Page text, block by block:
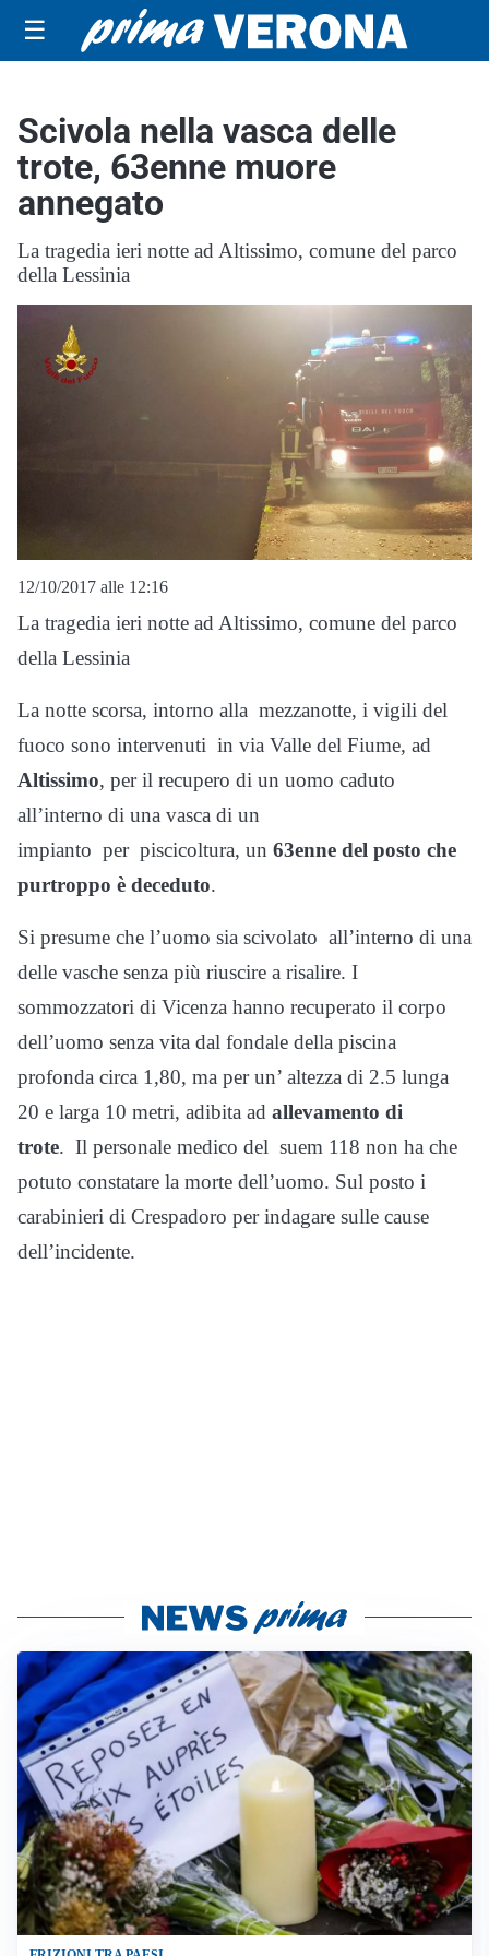
☰
Scivola nella vasca delle
trote, 63enne muore
annegato
La tragedia ieri notte ad Altissimo, comune del parco
della Lessinia
12/10/2017 alle 12:16
La tragedia ieri notte ad Altissimo, comune del parco
della Lessinia
La notte scorsa, intorno alla mezzanotte, i vigili del
fuoco sono intervenuti in via Valle del Fiume, ad
Altissimo, per il recupero di un uomo caduto
all’interno di una vasca di un
impianto per piscicoltura, un 63enne del posto che
purtroppo è deceduto.
Si presume che l’uomo sia scivolato all’interno di una
delle vasche senza più riuscire a risalire. I
sommozzatori di Vicenza hanno recuperato il corpo
dell’uomo senza vita dal fondale della piscina
profonda circa 1,80, ma per un’ altezza di 2.5 lunga
20 e larga 10 metri, adibita ad allevamento di
trote. Il personale medico del suem 118 non ha che
potuto constatare la morte dell’uomo. Sul posto i
carabinieri di Crespadoro per indagare sulle cause
dell’incidente.